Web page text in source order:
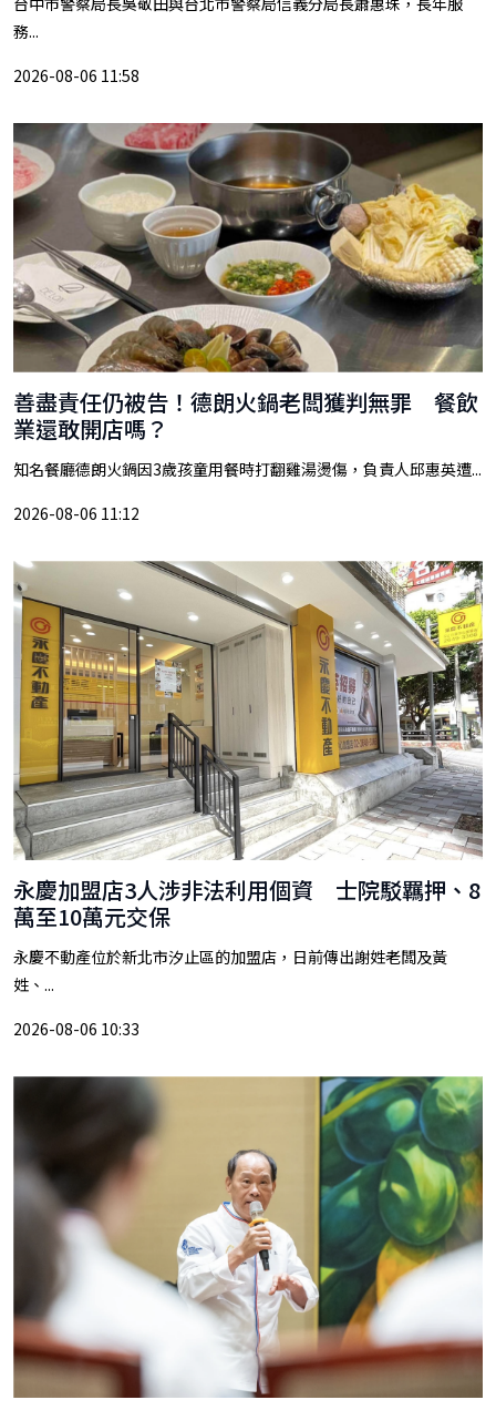
務...
2026-08-06 11:58
善盡責任仍被告！德朗火鍋老闆獲判無罪 餐飲
業還敢開店嗎？
知名餐廳德朗火鍋因3歲孩童用餐時打翻雞湯燙傷，負責人邱惠英遭...
2026-08-06 11:12
永慶加盟店3人涉非法利用個資 士院駁羈押、8
萬至10萬元交保
永慶不動產位於新北市汐止區的加盟店，日前傳出謝姓老闆及黃
姓、...
2026-08-06 10:33